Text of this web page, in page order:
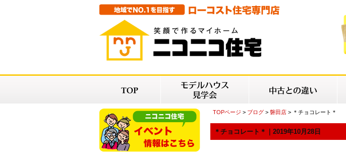
TOPページ > ブログ > 磐田店 > ＊チョコレート＊
＊チョコレート＊｜2019年10月28日